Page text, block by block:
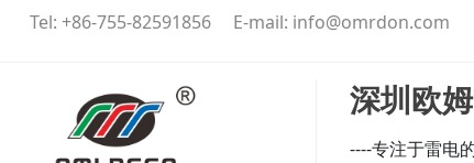
Tel: +86-755-82591856E-mail: info@omrdon.com
深圳欧
----专注于雷电